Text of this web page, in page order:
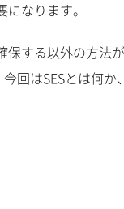
なります。
する以外の方法
回はSESとは何か